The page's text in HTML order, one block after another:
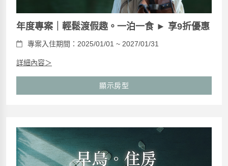
年度專案｜輕鬆渡假趣。一泊一食 ► 享9折優惠
專案入住期間：2025/01/01 ~ 2027/01/31
詳細內容＞
顯示房型